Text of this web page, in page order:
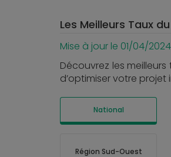
Les Meilleurs Taux
Mise à jour le 01/04/2024
Découvrez les
d’optimiser votre projet
National
Région Sud-Ouest